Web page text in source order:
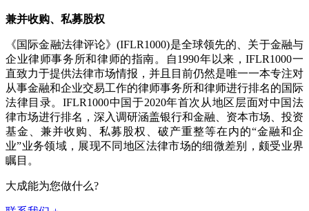
兼并收购、私募股权
《国际金融法律评论》(IFLR1000)是全球领先的、关于金融与
企业律师事务所和律师的指南。自1990年以来，IFLR1000一
直致力于提供法律市场情报，并且目前仍然是唯一一本专注对
从事金融和企业交易工作的律师事务所和律师进行排名的国际
法律目录。IFLR1000中国于2020年首次从地区层面对中国法
律市场进行排名，深入调研涵盖银行和金融、资本市场、投资
基金、兼并收购、私募股权、破产重整等在内的“金融和企
业”业务领域，展现不同地区法律市场的细微差别，颇受业界
瞩目。
大成能为您做什么?